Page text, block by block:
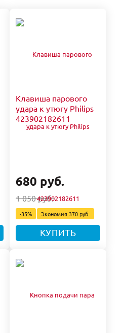
Клавиша парового
удара к утюгу Philips
423902182611
680 руб.
1 050 руб.
-35% Экономия 370 руб.
КУПИТЬ